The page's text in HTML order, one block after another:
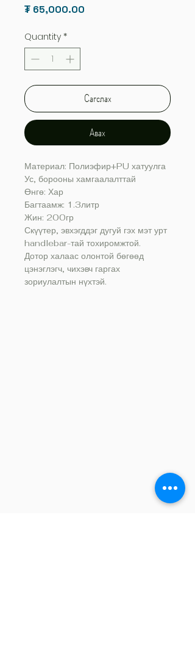
₮ 65,000.00
Quantity *
Сагслах
Авах
Материал: Полиэфир+PU хатуулга
Ус, борооны хамгаалалттай
Өнгө: Хар
Багтаамж: 1.3литр
Жин: 200гр
Скүүтер, эвхэгддэг дугуй гэх мэт урт
handlebar-тай тохиромжтой.
Дотор халаас олонтой бөгөөд
цэнэглэгч, чихэвч гаргах
зориулалтын нүхтэй.